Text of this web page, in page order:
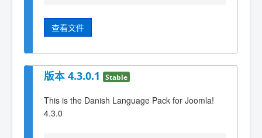
查看文件
版本 4.3.0.1 Stable
This is the Danish Language Pack for Joomla!
4.3.0